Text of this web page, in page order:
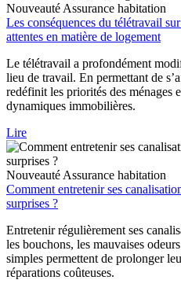
Nouveauté Assurance habitation
Les conséquences du télétravail
attentes en matière de logement
Le télétravail a profondément
lieu de travail. En permettant de
redéfinit les priorités des ménages
dynamiques immobilières.
Lire
Nouveauté Assurance habitation
Comment entretenir ses
surprises ?
Entretenir régulièrement ses
les bouchons, les mauvaises
simples permettent de prolonger
réparations coûteuses.